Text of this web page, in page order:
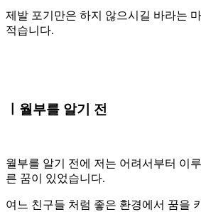
제발 포기만은 하지 않으시길 바라는
적습니다.
ㅣ월부를 알기 전
월부를 알기 전에 저는 어려서부터 이
른 꿈이 있었습니다.
여느 친구들 처럼 좋은 환경에서 꿈을